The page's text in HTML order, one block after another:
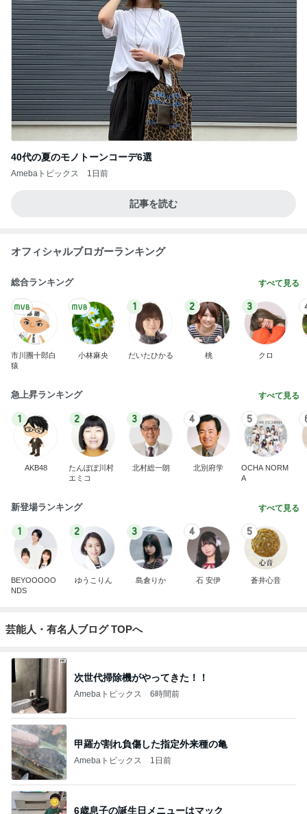
40代の夏のモノトーンコーデ6選
Amebaトピックス 1日前
記事を読む
オフィシャルブロガーランキング
総合ランキング すべて見る
市川團十郎白
猿
小林麻央
1
だいたひかる
2
桃
3
クロ
急上昇ランキング すべて見る
1
AKB48
2
たんぽぽ川村
エミコ
3
北村総一朗
4
北別府学
5
OCHA NORM
A
新登場ランキング すべて見る
1
BEYOOOOO
NDS
2
ゆうこりん
3
島倉りか
4
石 安伊
5
蒼井心音
芸能人・有名人ブログ TOPへ
次世代掃除機がやってきた！！
Amebaトピックス 6時間前
甲羅が割れ負傷した指定外来種の亀
Amebaトピックス 1日前
6歳息子の誕生日メニューはマック